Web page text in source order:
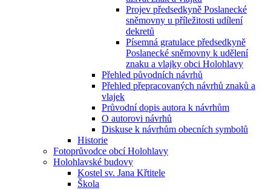
Projev předsedkyně Poslanecké
sněmovny u příležitosti udílení
dekretů
Písemná gratulace předsedkyně
Poslanecké sněmovny k udělení
znaku a vlajky obci Holohlavy
Přehled původních návrhů
Přehled přepracovaných návrhů znaků a
vlajek
Průvodní dopis autora k návrhům
O autorovi návrhů
Diskuse k návrhům obecních symbolů
Historie
Fotoprůvodce obcí Holohlavy
Holohlavské budovy
Kostel sv. Jana Křtitele
Škola